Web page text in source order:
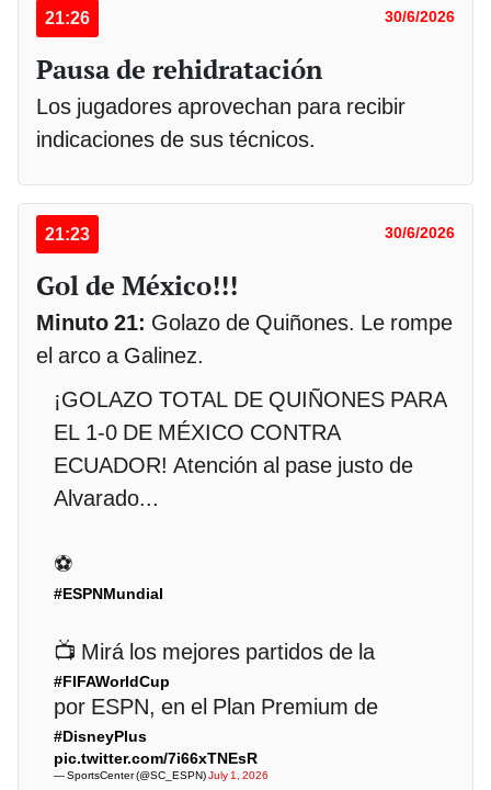
21:26 30/6/2026
Pausa de rehidratación
Los jugadores aprovechan para recibir
indicaciones de sus técnicos.
21:23 30/6/2026
Gol de México!!!
Minuto 21: Golazo de Quiñones. Le rompe
el arco a Galinez.
¡GOLAZO TOTAL DE QUIÑONES PARA
EL 1-0 DE MÉXICO CONTRA
ECUADOR! Atención al pase justo de
Alvarado...
⚽
#ESPNMundial
📺 Mirá los mejores partidos de la
#FIFAWorldCup
por ESPN, en el Plan Premium de
#DisneyPlus
pic.twitter.com/7i66xTNEsR
— SportsCenter (@SC_ESPN)July 1, 2026